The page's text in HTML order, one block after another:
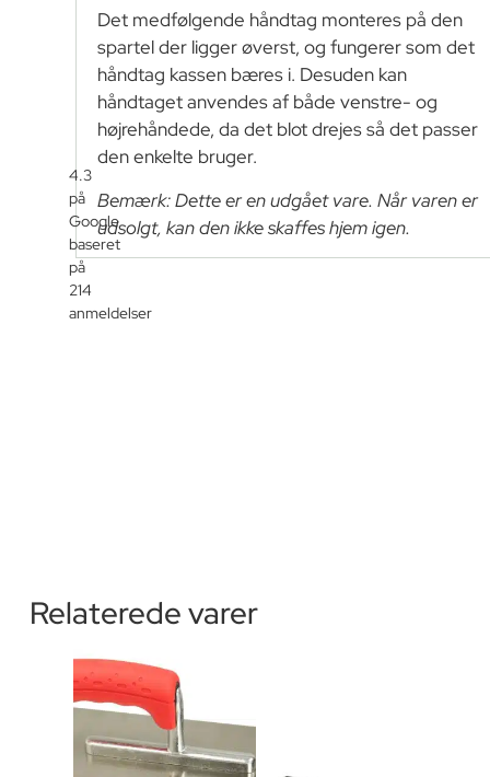
4.3
på
Google
baseret
på
214
anmeldelser
Det medfølgende håndtag monteres på den
spartel der ligger øverst, og fungerer som det
håndtag kassen bæres i. Desuden kan
håndtaget anvendes af både venstre- og
højrehåndede, da det blot drejes så det passer
den enkelte bruger.
Bemærk: Dette er en udgået vare. Når varen er
udsolgt, kan den ikke skaffes hjem igen.
Relaterede varer